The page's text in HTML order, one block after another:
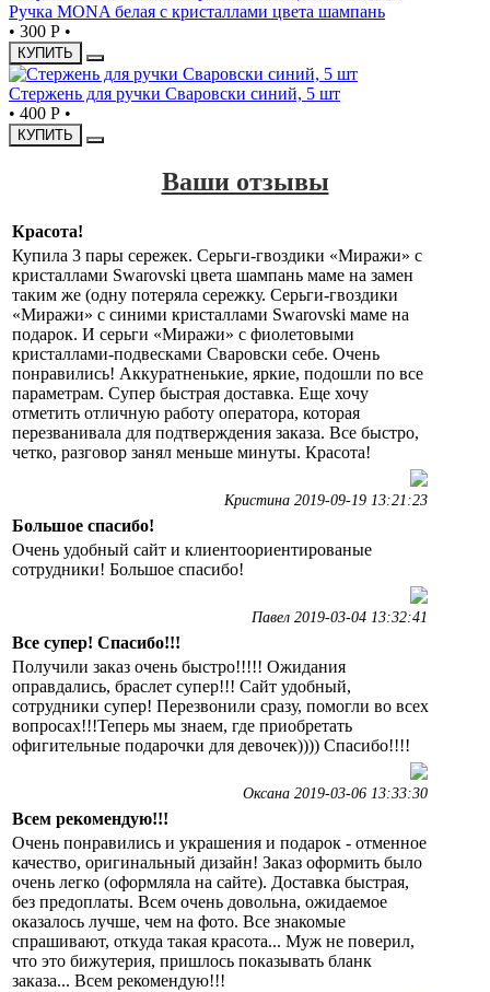
Ручка MONA белая с кристаллами цвета шампань
• 300 Р •
КУПИТЬ
Стержень для ручки Сваровски синий, 5 шт
• 400 Р •
КУПИТЬ
Ваши отзывы
Красота!
Купила 3 пары сережек. Серьги-гвоздики «Миражи» с
кристаллами Swarovski цвета шампань маме на замен
таким же (одну потеряла сережку. Серьги-гвоздики
«Миражи» с синими кристаллами Swarovski маме на
подарок. И серьги «Миражи» с фиолетовыми
кристаллами-подвесками Сваровски себе. Очень
понравились! Аккуратненькие, яркие, подошли по все
параметрам. Супер быстрая доставка. Еще хочу
отметить отличную работу оператора, которая
перезванивала для подтверждения заказа. Все быстро,
четко, разговор занял меньше минуты. Красота!
Кристина 2019-09-19 13:21:23
Большое спасибо!
Очень удобный сайт и клиентоориентированые
сотрудники! Большое спасибо!
Павел 2019-03-04 13:32:41
Все супер! Спасибо!!!
Получили заказ очень быстро!!!!! Ожидания
оправдались, браслет супер!!! Сайт удобный,
сотрудники супер! Перезвонили сразу, помогли во всех
вопросах!!!Теперь мы знаем, где приобретать
офигительные подарочки для девочек)))) Спасибо!!!!
Оксана 2019-03-06 13:33:30
Всем рекомендую!!!
Очень понравились и украшения и подарок - отменное
качество, оригинальный дизайн! Заказ оформить было
очень легко (оформляла на сайте). Доставка быстрая,
без предоплаты. Всем очень довольна, ожидаемое
оказалось лучше, чем на фото. Все знакомые
спрашивают, откуда такая красота... Муж не поверил,
что это бижутерия, пришлось показывать бланк
заказа... Всем рекомендую!!!